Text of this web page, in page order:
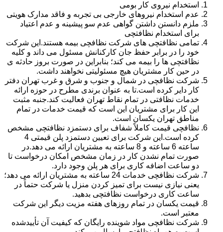
استخدام نیروی کار بومی
عدم استخدام نیروهای خارجی بی تجربه و فاقد مدارک هویتی
ملزم دانستن داشتن گواهی عدم سو پیشینه و عدم اعتیاد
برای استخدام نظافتچی
تمامی نظافتچی های شرکت نظافچی بیمه هستند.این شرکت
خود را در برابر حفظ جان کارکنانش مسئول می داند و کلیه
نظافتچی ها را بیمه می کند؛ بنابراین در صورت بروز حادثه ی
در حین کار مشتریان هیچ مسئولیتی نخواهند داشت.
شرکت نظافچی در شمال و جنوب و شرق و غرب تهران دفتر
کار دایر کرده است.تا به عنوان برندی مطرح در حوزه ارائه
خدمات نظافتی در تمام نقاط تهران فعالیت کند.جنبه مثبت
این کار برای مشتریان این است که قیمت خدمات در تمام
مناطق تهران یکسان است.
نظافچی قیمت کاملاً شفاف برای دستمزد نظافتچی مشخص
کرده است.این شرکت برای تعیین دستمزد پلن قیمتی 4
ساعته 6 ساعته و 8 ساعته به مشتریان ارائه می دهد.در
صورت تمام نشدن کار در زمان مشخص امکان درخواست تا
دو ساعت اضافه کاری برای هر پلن وجود دارد.
شرکت نظافچی خدمات 24 ساعته به مشتریان ارائه می دهد؛
یعنی نیازی نیست برای تمیز کردن منزل یا شرکت حتماً در
ساعت کاری درخواست نظافتچی بدهید.
قیمت یکسان در تمام روزهای هفته مزیت دیگر این شرکت
معتبر است.
شرکت نظافچی مواد شوینده رایگان که کیفیت آن تأییدشده